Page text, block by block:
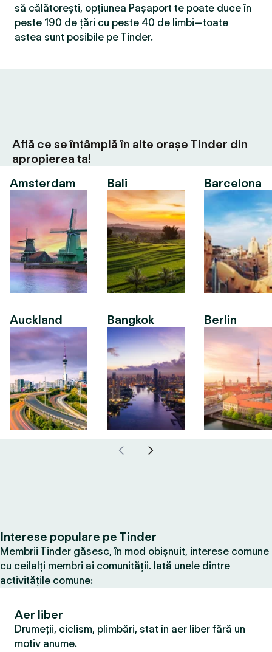
să călătorești, opțiunea Pașaport te poate duce în
peste 190 de țări cu peste 40 de limbi—toate
astea sunt posibile pe Tinder.
Află ce se întâmplă în alte orașe Tinder din
apropierea ta!
Amsterdam
Auckland
Bali
Bangkok
Barcelona
Berlin
Interese populare pe Tinder
Membrii Tinder găsesc, în mod obișnuit, interese comune
cu ceilalți membri ai comunității. Iată unele dintre
activitățile comune:
Aer liber
Drumeții, ciclism, plimbări, stat în aer liber fără un
motiv anume.